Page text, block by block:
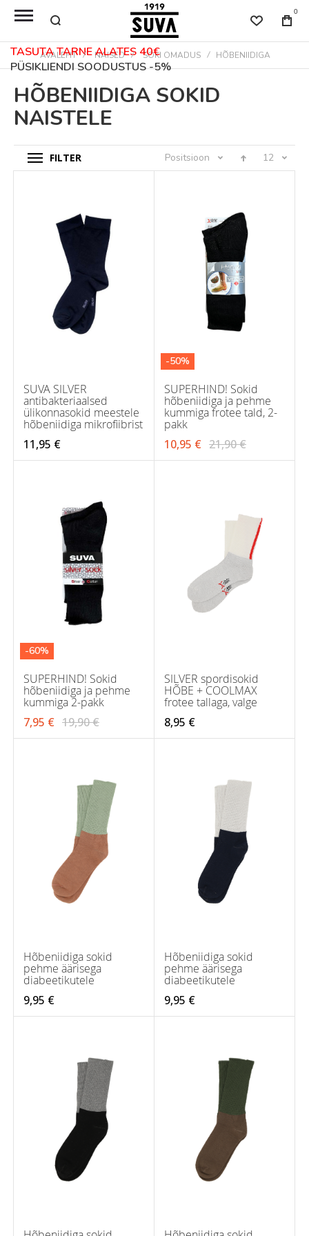
TASUTA TARNE ALATES 40€
PÜSIKLIENDI SOODUSTUS -5%
0
AVALEHT NAISED SOKI OMADUS HÕBENIIDIGA
HÕBENIIDIGA SOKID
NAISTELE
FILTER Positsioon 12
SUVA SILVER
antibakteriaalsed
ülikonnasokid meestele
hõbeniidiga mikrofiibrist
11,95 €
-50%
SUPERHIND! Sokid
hõbeniidiga ja pehme
kummiga frotee tald, 2-
pakk
10,95 € 21,90 €
-60%
SUPERHIND! Sokid
hõbeniidiga ja pehme
kummiga 2-pakk
7,95 € 19,90 €
SILVER spordisokid
HÕBE + COOLMAX
frotee tallaga, valge
8,95 €
Hõbeniidiga sokid
pehme äärisega
diabeetikutele
9,95 €
Hõbeniidiga sokid
pehme äärisega
diabeetikutele
9,95 €